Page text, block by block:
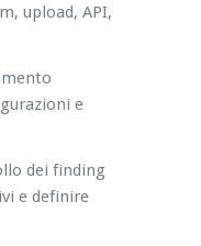
upload, API,
e
dei finding
e definire